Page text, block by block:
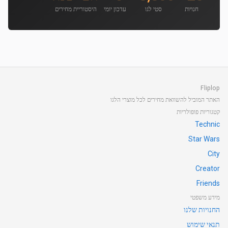
חנויות סטי לגו עדכון יומי היסטוריית מחירים
Fliplop
האתר המוביל להשוואת מחירים לכל מוצרי הלגו
קטגוריות פופולריות
Technic
Star Wars
City
Creator
Friends
מידע משפטי
החנויות שלנו
תנאי שימוש